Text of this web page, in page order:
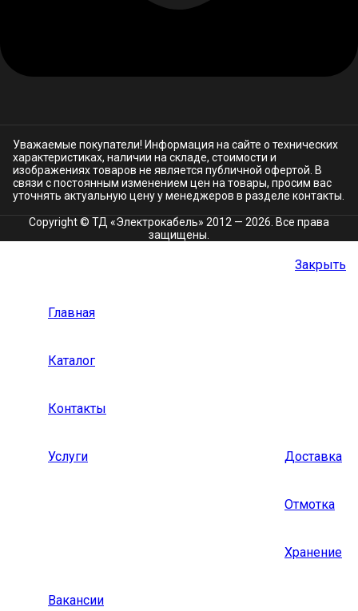
Уважаемые покупатели! Информация на сайте о технических
характеристиках, наличии на складе, стоимости и
изображениях товаров не является публичной офертой. В
связи с постоянным изменением цен на товары, просим вас
уточнять актуальную цену у менеджеров в разделе контакты.
Copyright © ТД «Электрокабель»​ 2012 — 2026. Все права
защищены.
Закрыть
Главная
Каталог
Контакты
Услуги Доставка
Отмотка
Хранение
Вакансии